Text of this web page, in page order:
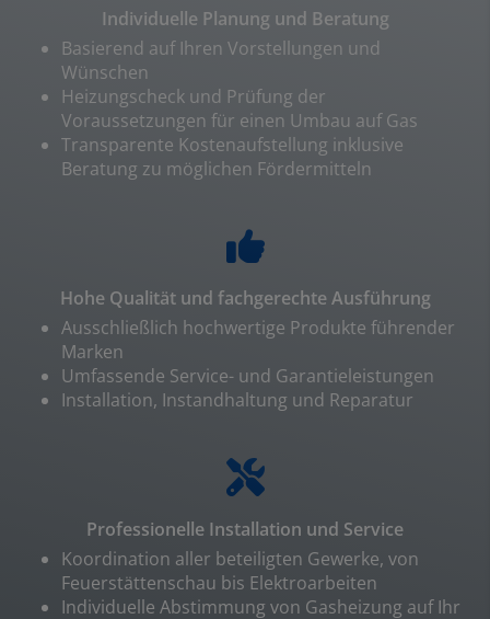
Individuelle Planung und Beratung
Basierend auf Ihren Vorstellungen und
Wünschen
Heizungscheck und Prüfung der
Voraussetzungen für einen Umbau auf Gas
Transparente Kostenaufstellung inklusive
Beratung zu möglichen Fördermitteln
Hohe Qualität und fachgerechte Ausführung
Ausschließlich hochwertige Produkte führender
Marken
Umfassende Service- und Garantieleistungen
Installation, Instandhaltung und Reparatur
Professionelle Installation und Service
Koordination aller beteiligten Gewerke, von
Feuerstättenschau bis Elektroarbeiten
Individuelle Abstimmung von Gasheizung auf Ihr